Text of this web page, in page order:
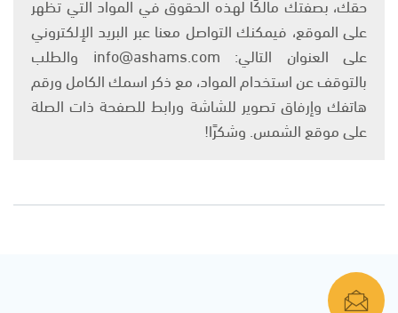
على الموقع، فيمكنك التواصل معنا عبر البريد الإلكتروني
على العنوان التالي: info@ashams.com والطلب
بالتوقف عن استخدام المواد، مع ذكر اسمك الكامل ورقم
هاتفك وإرفاق تصوير للشاشة ورابط للصفحة ذات الصلة
على موقع الشمس. وشكرًا!